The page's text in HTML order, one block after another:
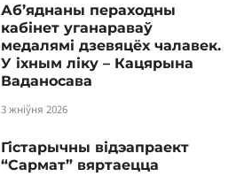
Аб’яднаны пераходны
кабінет уганараваў
медалямі дзевяцёх чалавек.
У іхным ліку – Кацярына
Ваданосава
3 жніўня 2026
Гістарычны відэапраект
“Сармат” вяртаецца